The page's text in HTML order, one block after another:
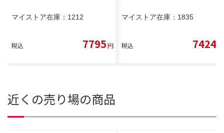
マイストア在庫： 1212
税込 7795円
マイストア在庫： 1835
税込 7424
近くの売り場の商品